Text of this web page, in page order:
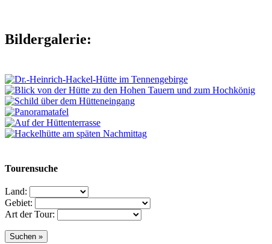
Bildergalerie:
Tourensuche
Land:
Gebiet:
Art der Tour: